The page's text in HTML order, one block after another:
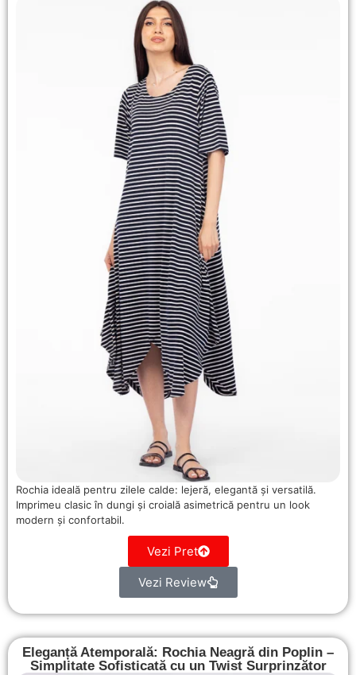
Rochia ideală pentru zilele calde: lejeră, elegantă și versatilă.
Imprimeu clasic în dungi și croială asimetrică pentru un look
modern și confortabil.
Vezi Pret
Vezi Review
Eleganță Atemporală: Rochia Neagră din Poplin –
Simplitate Sofisticată cu un Twist Surprinzător